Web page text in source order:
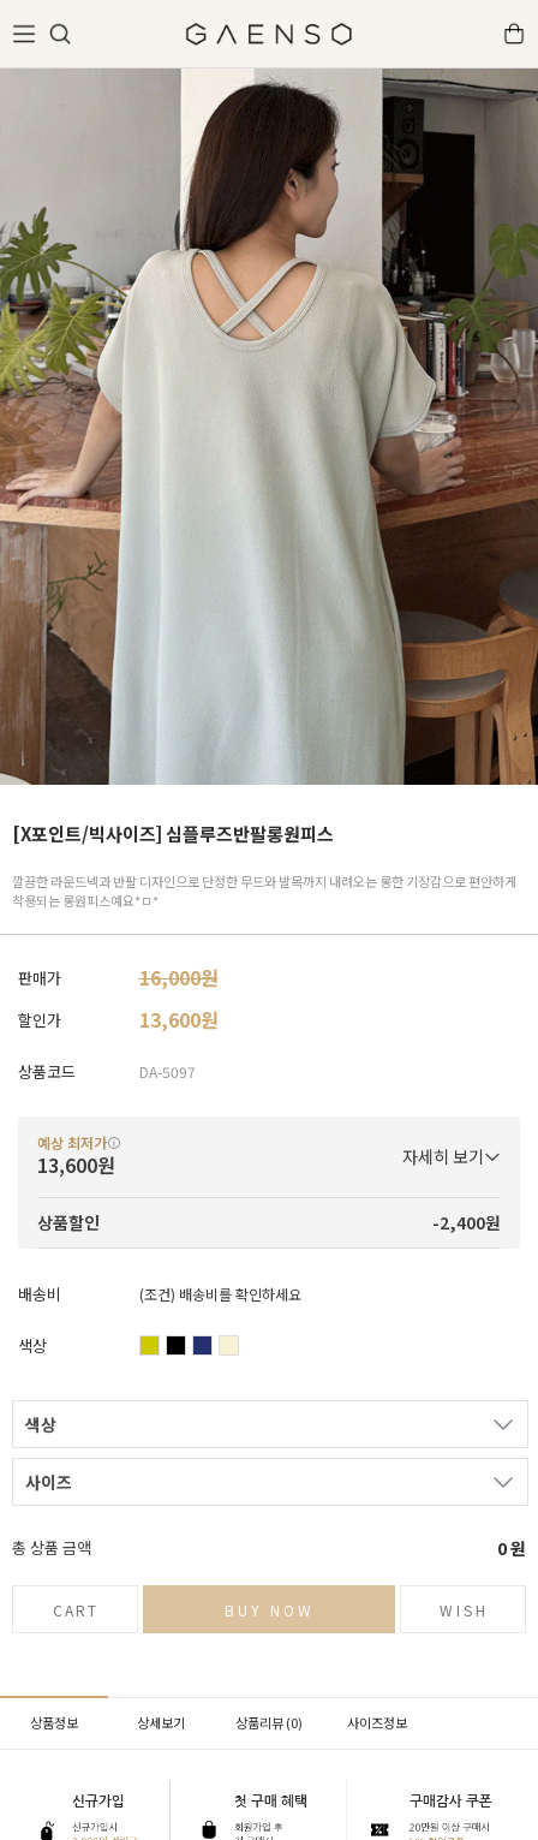
[X포인트/빅사이즈] 심플루즈반팔롱원피스
깔끔한 라운드넥과 반팔 디자인으로 단정한 무드와 발목까지 내려오는 롱한 기장감으로 편안하게
착용되는 롱원피스예요*ㅁ*
판매가 16,000원
할인가 13,600원
상품코드 DA-5097
예상 최저가
13,600원 자세히 보기
상품할인 -2,400원
배송비 (조건) 배송비를 확인하세요
색상
색상
사이즈
총 상품 금액 0원
CART BUY NOW WISH
상품정보 상세보기 상품리뷰 (0) 사이즈정보